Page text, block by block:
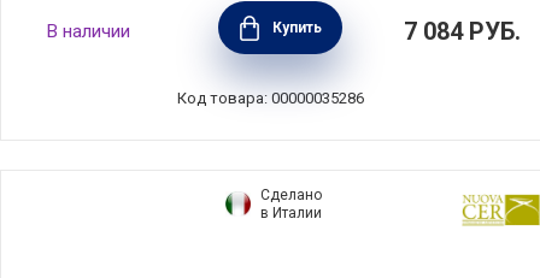
Бутылка для масла LAVENDER 250 мл,
керамика, Nuova Cer, Италия, 9503-OFR
В наличии Купить 7 084 РУБ.
Код товара: 00000035286
Сделано
в Италии